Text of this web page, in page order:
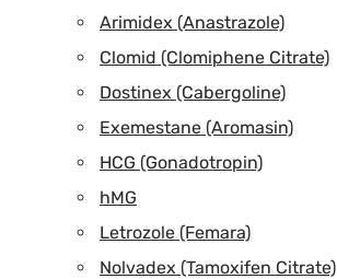
Arimidex (Anastrazole)
Clomid (Clomiphene Citrate)
Dostinex (Cabergoline)
Exemestane (Aromasin)
HCG (Gonadotropin)
hMG
Letrozole (Femara)
Nolvadex (Tamoxifen Citrate)